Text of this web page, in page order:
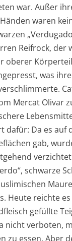
war. Außer
waren
Reifrock, der
oberer
was
Mercat Olivar
dafür: Da es auf
gab,
schwarze
Heute reichte
gefüllte
nicht verboten,
zu essen. Aber